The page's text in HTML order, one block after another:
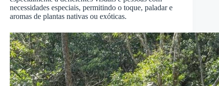
necessidades especiais, permitindo o toque, paladar e
aromas de plantas nativas ou exóticas.